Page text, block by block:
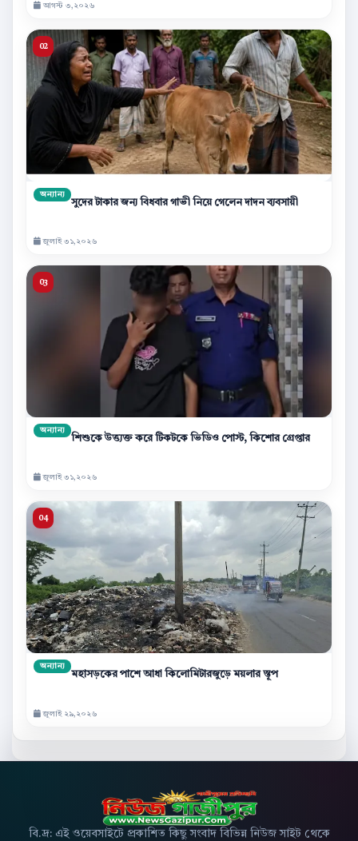
আগস্ট ৩,২০২৬
অন্যান্য
সুদের টাকার জন্য বিধবার গাভী নিয়ে গেলেন দাদন ব্যবসায়ী
জুলাই ৩১,২০২৬
অন্যান্য
শিশুকে উত্ত্যক্ত করে টিকটকে ভিডিও পোস্ট, কিশোর গ্রেপ্তার
জুলাই ৩১,২০২৬
অন্যান্য
মহাসড়কের পাশে আধা কিলোমিটারজুড়ে ময়লার স্তূপ
জুলাই ২৯,২০২৬
বি.দ্র: এই ওয়েবসাইটে প্রকাশিত কিছু সংবাদ বিভিন্ন নিউজ সাইট থেকে